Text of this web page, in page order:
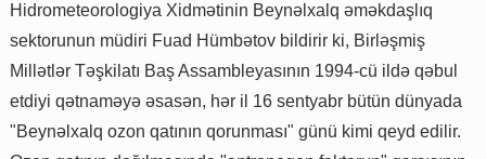
Hidrometeorologiya Xidmətinin Beynəlxalq əməkdaşlıq
sektorunun müdiri Fuad Hümbətov bildirir ki, Birləşmiş
Millətlər Təşkilatı Baş Assambleyasının 1994-cü ildə qəbul
etdiyi qətnaməyə əsasən, hər il 16 sentyabr bütün dünyada
"Beynəlxalq ozon qatının qorunması" günü kimi qeyd edilir.